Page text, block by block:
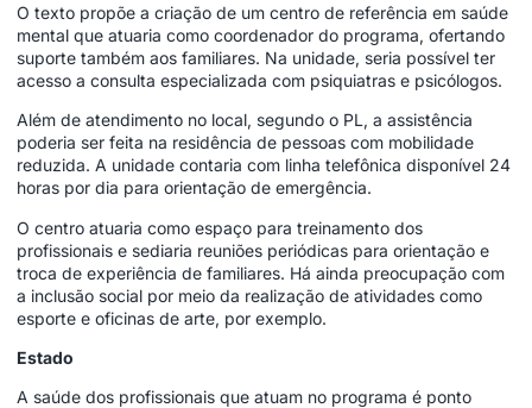
O texto propõe a criação de um centro de referência em saúde
mental que atuaria como coordenador do programa, ofertando
suporte também aos familiares. Na unidade, seria possível ter
acesso a consulta especializada com psiquiatras e psicólogos.
Além de atendimento no local, segundo o PL, a assistência
poderia ser feita na residência de pessoas com mobilidade
reduzida. A unidade contaria com linha telefônica disponível 24
horas por dia para orientação de emergência.
O centro atuaria como espaço para treinamento dos
profissionais e sediaria reuniões periódicas para orientação e
troca de experiência de familiares. Há ainda preocupação com
a inclusão social por meio da realização de atividades como
esporte e oficinas de arte, por exemplo.
Estado
A saúde dos profissionais que atuam no programa é ponto